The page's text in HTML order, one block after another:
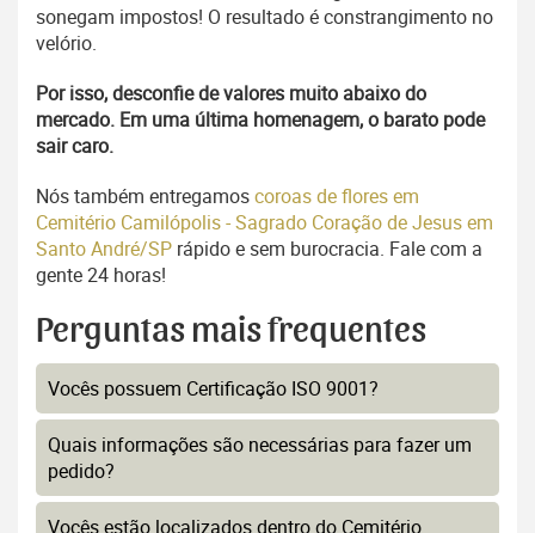
sonegam impostos! O resultado é constrangimento no
velório.
Por isso, desconfie de valores muito abaixo do
mercado. Em uma última homenagem, o barato pode
sair caro.
Nós também entregamoscoroas de flores em
Cemitério Camilópolis - Sagrado Coração de Jesus em
Santo André/SP rápido e sem burocracia. Fale com a
gente 24 horas!
Perguntas mais frequentes
Vocês possuem Certificação ISO 9001?
Quais informações são necessárias para fazer um
pedido?
Vocês estão localizados dentro do Cemitério